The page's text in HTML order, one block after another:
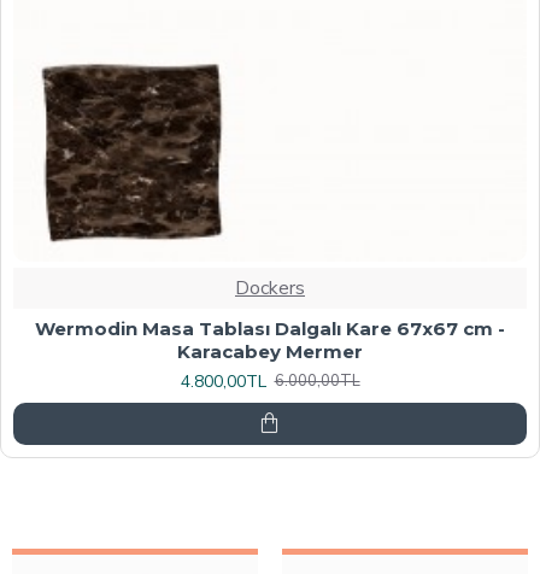
Dockers
Werzalit, Allzalit veya Wermodin Masa Tablası
70X120 - Afyon Mermer
6.080,00TL 7.600,00TL